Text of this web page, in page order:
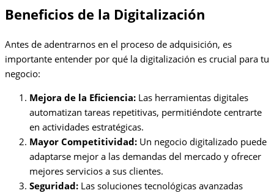
Beneficios de la Digitalización
Antes de adentrarnos en el proceso de adquisición, es
importante entender por qué la digitalización es crucial para tu
negocio:
Mejora de la Eficiencia: Las herramientas digitales
automatizan tareas repetitivas, permitiéndote centrarte
en actividades estratégicas.
Mayor Competitividad: Un negocio digitalizado puede
adaptarse mejor a las demandas del mercado y ofrecer
mejores servicios a sus clientes.
Seguridad: Las soluciones tecnológicas avanzadas